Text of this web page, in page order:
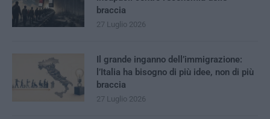
braccia
27 Luglio 2026
Il grande inganno dell’immigrazione:
l’Italia ha bisogno di più idee, non di più
braccia
27 Luglio 2026